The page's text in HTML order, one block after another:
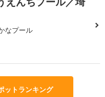
なプール
ットランキング